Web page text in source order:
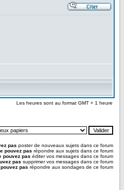
Les heures sont au format GMT + 1 heure
pas poster de nouveaux sujets dans ce forum
pouvez pas répondre aux sujets dans ce forum
pouvez pas éditer vos messages dans ce forum
pas supprimer vos messages dans ce forum
pas répondre aux sondages de ce forum